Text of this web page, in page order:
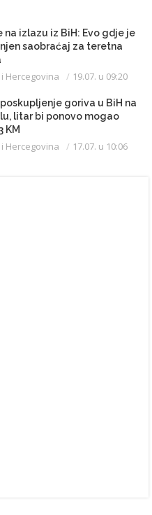
na izlazu iz BiH: Evo gdje je
saobraćaj za teretna
Hercegovina 19.07. u 09:20
goriva u BiH na
litar bi ponovo mogao
KM
Hercegovina 17.07. u 10:06